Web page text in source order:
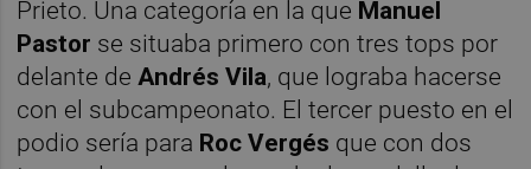
Prieto. Una categoría en la que Manuel
Pastor se situaba primero con tres tops por
delante deAndrés Vila, que lograba hacerse
con el subcampeonato. El tercer puesto en el
podio sería para Roc Vergés que con dos